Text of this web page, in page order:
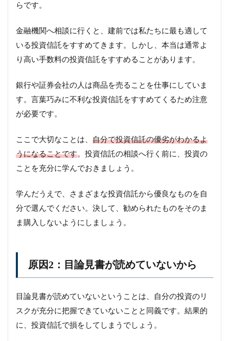
らです。
金融機関へ相談に行くと、建前では私たちに最も適して
いる投資信託をすすめてきます。しかし、本当は通常よ
り高い手数料の投資信託をすすめることがあります。
銀行や証券会社の人は商品を売ることを仕事にしていま
す。言葉巧みに不利な投資信託をすすめてくるため注意
が必要です。
ここで大切なことは、 自分で投資信託の優劣がわかるよ
うになることです。投資信託の相談へ行く前に、投資の
ことを充分に学んでおきましょう。
学んだうえで、さまざまな投資信託から優良なものを自
分で選んでください。決して、勧められたものをそのま
ま購入しないようにしましょう。
原因2：目論見書が読めていないから
目論見書が読めていないということは、自分の投資のリ
スクが充分に把握できていないことと同義です。結果的
に、投資信託で損をしてしまうでしょう。